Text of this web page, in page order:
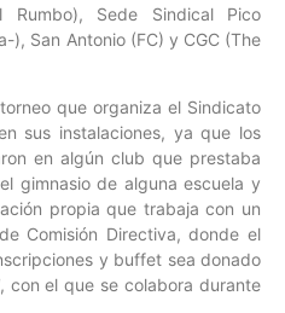
Rumbo), Sede Sindical Pico
), San Antonio (FC) y CGC (The
que organiza el Sindicato
sus instalaciones, ya que los
en algún club que prestaba
gimnasio de alguna escuela y
propia que trabaja con un
Comisión Directiva, donde el
y buffet sea donado
con el que se colabora durante